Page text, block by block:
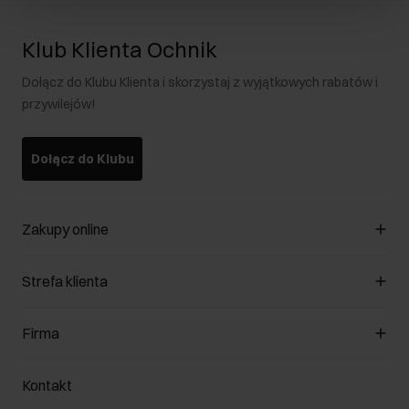
Klub Klienta Ochnik
Dołącz do Klubu Klienta i skorzystaj z wyjątkowych rabatów i
przywilejów!
Dołącz do Klubu
Zakupy online
Zarządzaj cookies
Formy płatności
Jak dokonać zwrotu?
Strefa klienta
Klub Klienta
Zwróć produkty
Firma
O nas
Kontakt